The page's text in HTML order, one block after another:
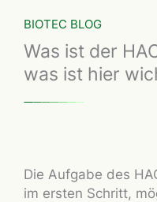
BIOTEC BLOG
Was ist der
was ist hier
Die Aufgabe des
im ersten Schritt,